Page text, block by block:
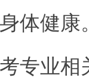
体健康
专业